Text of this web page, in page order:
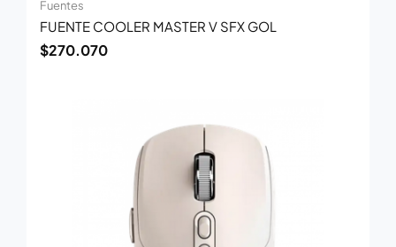
Fuentes
FUENTE COOLER MASTER V SFX GOL
$270.070